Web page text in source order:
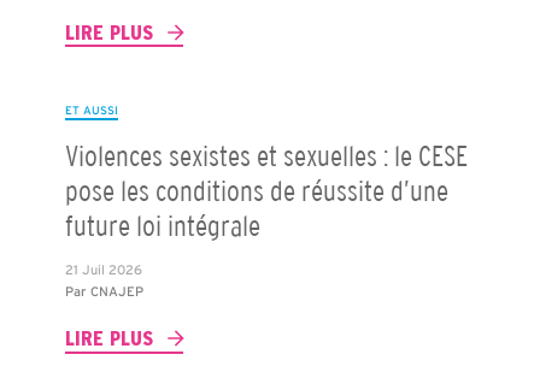
LIRE PLUS
ET AUSSI
Violences sexistes et sexuelles : le CESE
pose les conditions de réussite d’une
future loi intégrale
21 Juil 2026
Par CNAJEP
LIRE PLUS